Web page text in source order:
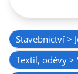
Stavebnictví >
Textil, oděvy >